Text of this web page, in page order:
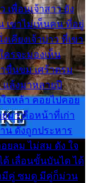
เพื่อนเจ้าสาว ยัง
เขาไม่เห็นคน ที่อยู่
เคียงเจ้าบ่าว ที่เขา
ครจะมองเห็น
ขื่นขม เศร้าตรม
แล้งมาหลายปี
จหล้า คอยไปคอย
มา คือหน้าที่เก่า
น ดั่งถูกประหาร
ยลม ไม่สม ดัง ใจ
ด้ เลื่อนขั้นบันได ได้
ามีคู่ ซมดู มีคู่ก็ม่วน